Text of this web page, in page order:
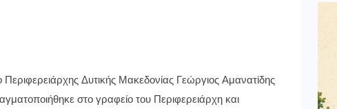
Περιφερειάρχης Δυτικής Μακεδονίας Γεώργιος Αμανατίδης
στο γραφείο του Περιφερειάρχη και